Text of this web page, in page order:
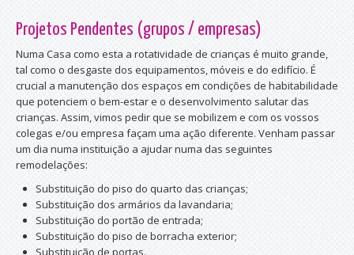
Projetos Pendentes (grupos / empresas)
Numa Casa como esta a rotatividade de crianças é muito grande,
tal como o desgaste dos equipamentos, móveis e do edifício. É
crucial a manutenção dos espaços em condições de habitabilidade
que potenciem o bem-estar e o desenvolvimento salutar das
crianças. Assim, vimos pedir que se mobilizem e com os vossos
colegas e/ou empresa façam uma ação diferente. Venham passar
um dia numa instituição a ajudar numa das seguintes
remodelações:
Substituição do piso do quarto das crianças;
Substituição dos armários da lavandaria;
Substituição do portão de entrada;
Substituição do piso de borracha exterior;
Substituição de portas.